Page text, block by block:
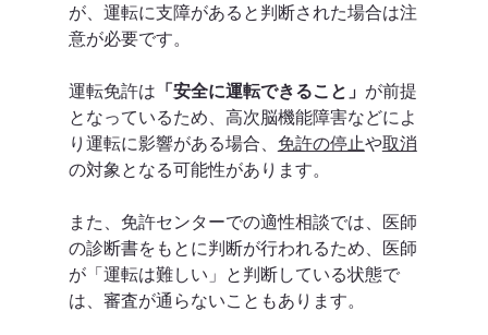
が、運転に支障があると判断された場合は注
意が必要です。
運転免許は 「安全に運転できること」 が前提
となっているため、高次脳機能障害などによ
り運転に影響がある場合、 免許の停止や取消
の対象となる可能性があります。
また、免許センターでの適性相談では、医師
の診断書をもとに判断が行われるため、医師
が「運転は難しい」と判断している状態で
は、審査が通らないこともあります。